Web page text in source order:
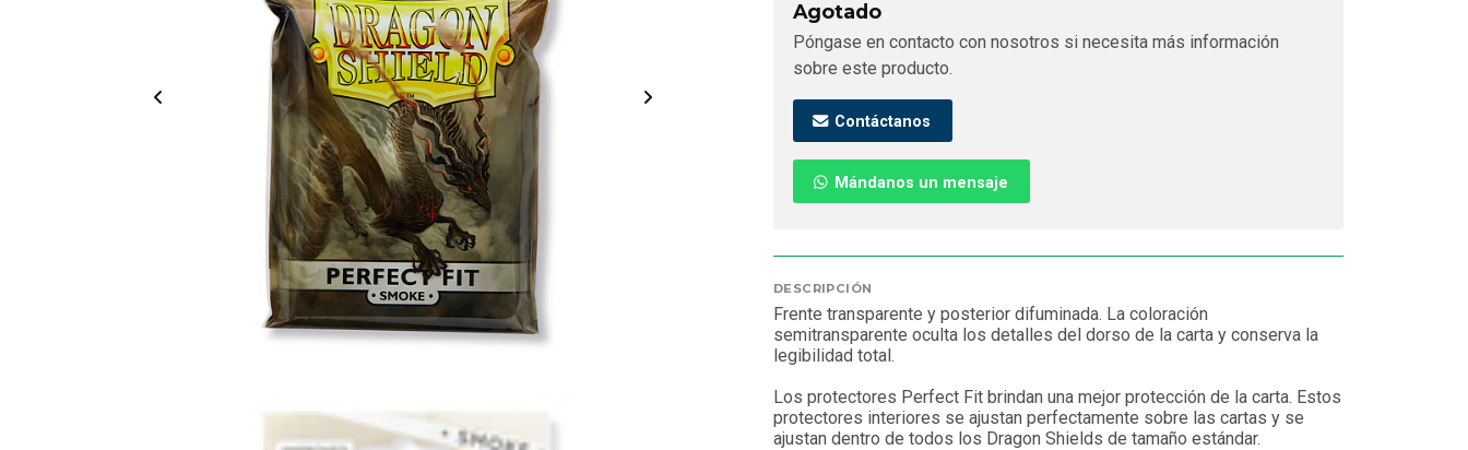
Agotado
Póngase en contacto con nosotros si necesita más información
sobre este producto.
Contáctanos
Mándanos un mensaje
DESCRIPCIÓN
Frente transparente y posterior difuminada. La coloración
semitransparente oculta los detalles del dorso de la carta y conserva la
legibilidad total.
Los protectores Perfect Fit brindan una mejor protección de la carta. Estos
protectores interiores se ajustan perfectamente sobre las cartas y se
ajustan dentro de todos los Dragon Shields de tamaño estándar.